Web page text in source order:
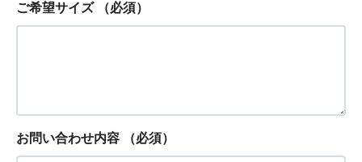
ご希望サイズ （必須）
お問い合わせ内容 （必須）